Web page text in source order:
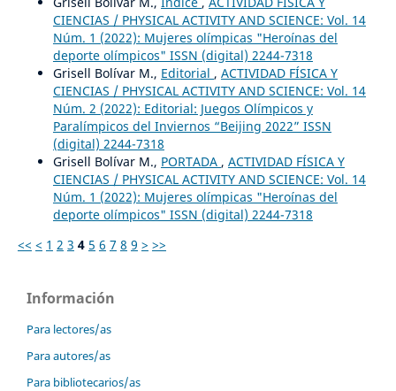
CIENCIAS / PHYSICAL ACTIVITY AND SCIENCE: Vol. 14
Núm. 1 (2022): Mujeres olímpicas "Heroínas del
deporte olímpicos" ISSN (digital) 2244-7318
Grisell Bolívar M., Editorial , ACTIVIDAD FÍSICA Y
CIENCIAS / PHYSICAL ACTIVITY AND SCIENCE: Vol. 14
Núm. 2 (2022): Editorial: Juegos Olímpicos y
Paralímpicos del Inviernos “Beijing 2022” ISSN
(digital) 2244-7318
Grisell Bolívar M., PORTADA , ACTIVIDAD FÍSICA Y
CIENCIAS / PHYSICAL ACTIVITY AND SCIENCE: Vol. 14
Núm. 1 (2022): Mujeres olímpicas "Heroínas del
deporte olímpicos" ISSN (digital) 2244-7318
<< < 1 2 3 4 5 6 7 8 9 > >>
Información
Para lectores/as
Para autores/as
Para bibliotecarios/as